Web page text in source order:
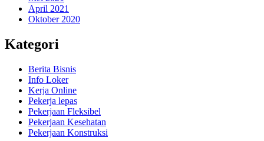
April 2021
Oktober 2020
Kategori
Berita Bisnis
Info Loker
Kerja Online
Pekerja lepas
Pekerjaan Fleksibel
Pekerjaan Kesehatan
Pekerjaan Konstruksi